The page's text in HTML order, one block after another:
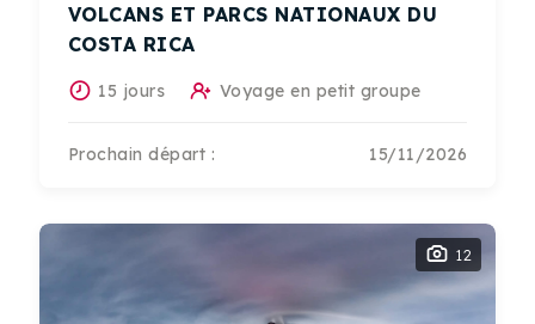
VOLCANS ET PARCS NATIONAUX DU
COSTA RICA
15 jours Voyage en petit groupe
Prochain départ : 15/11/2026
12